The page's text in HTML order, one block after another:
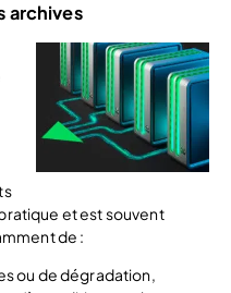
archives
et est souvent
de :
ou de dégradation,